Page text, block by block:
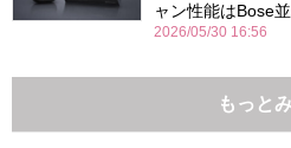
ャン性能はBose
2026/05/30 16:56
もっと